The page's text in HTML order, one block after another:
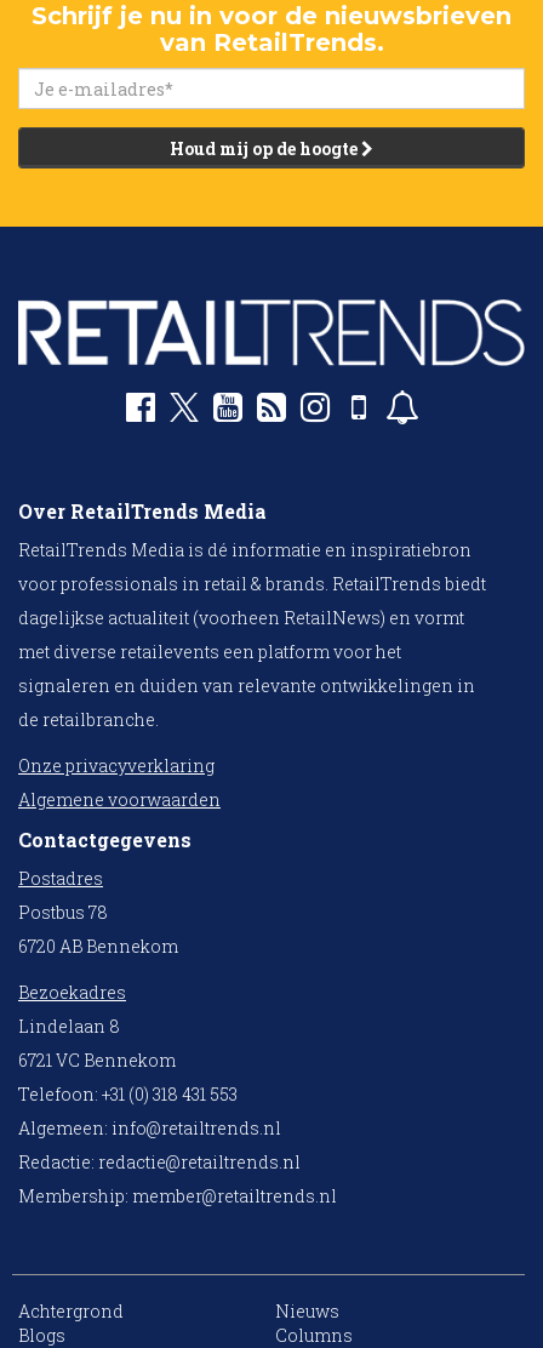
Schrijf je nu in voor de nieuwsbrieven
van RetailTrends.
Houd mij op de hoogte
Over RetailTrends Media
RetailTrends Media is dé informatie en inspiratiebron
voor professionals in retail & brands. RetailTrends biedt
dagelijkse actualiteit (voorheen RetailNews) en vormt
met diverse retailevents een platform voor het
signaleren en duiden van relevante ontwikkelingen in
de retailbranche.
Onze privacyverklaring
Algemene voorwaarden
Contactgegevens
Postadres
Postbus 78
6720 AB Bennekom
Bezoekadres
Lindelaan 8
6721 VC Bennekom
Telefoon: +31 (0) 318 431 553
Algemeen: info@retailtrends.nl
Redactie: redactie@retailtrends.nl
Membership: member@retailtrends.nl
Achtergrond
Nieuws
Blogs
Columns
10 collega’s